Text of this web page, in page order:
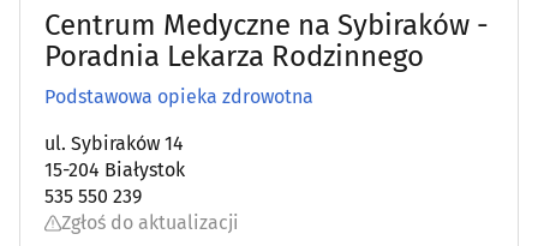
Centrum Medyczne na Sybiraków -
Poradnia Lekarza Rodzinnego
Podstawowa opieka zdrowotna
ul. Sybiraków 14
15-204 Białystok
535 550 239
Zgłoś do aktualizacji